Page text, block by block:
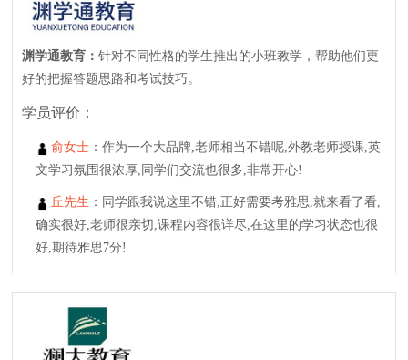
渊学通教育：针对不同性格的学生推出的小班教学，帮助他们更
好的把握答题思路和考试技巧。
学员评价：
俞女士 ：作为一个大品牌,老师相当不错呢,外教老师授课,英
文学习氛围很浓厚,同学们交流也很多,非常开心!
丘先生 ：同学跟我说这里不错,正好需要考雅思,就来看了看,
确实很好,老师很亲切,课程内容很详尽,在这里的学习状态也很
好,期待雅思7分!